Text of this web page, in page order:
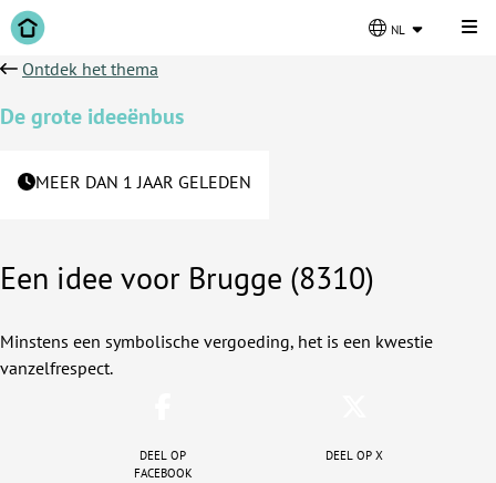
nl
Ontdek het thema
De grote ideeënbus
MEER DAN 1 JAAR GELEDEN
Een idee voor Brugge (8310)
Minstens een symbolische vergoeding, het is een kwestie
vanzelfrespect.
Deel op
facebook
Deel op X